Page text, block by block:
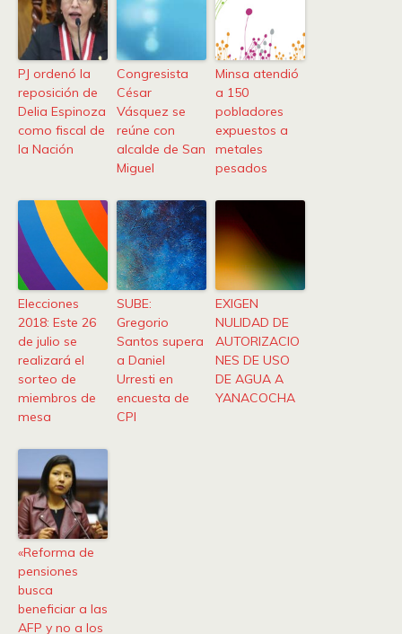
PJ ordenó la
reposición de
Delia Espinoza
como fiscal de
la Nación
Congresista
César
Vásquez se
reúne con
alcalde de San
Miguel
Minsa atendió
a 150
pobladores
expuestos a
metales
pesados
Elecciones
2018: Este 26
de julio se
realizará el
sorteo de
miembros de
mesa
SUBE:
Gregorio
Santos supera
a Daniel
Urresti en
encuesta de
CPI
EXIGEN
NULIDAD DE
AUTORIZACIO
NES DE USO
DE AGUA A
YANACOCHA
«Reforma de
pensiones
busca
beneficiar a las
AFP y no a los